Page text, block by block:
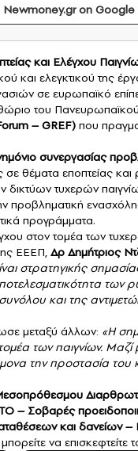
Newmoney.gr on Google
και Ελέγχου
και ελεγκτικού της
σε ευρωπαϊκό
του
– GREF) που
συνεργασίας
θέματα εποπτείας και
τυχερών
προβληματική
προγράμματα.
στον τομέα των
ΕΕΕΠ, Δρ Δημήτριος
στρατηγικής
των
και της
μεταξύ άλλων: «Η
των παιγνίων.
την προστασία του
Σοβαρές
και δανείων
να επισκεφτείτε